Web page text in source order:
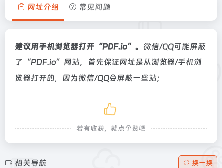
网址介绍 常见问题
建议用手机浏览器打开“PDF.io”。 微信/QQ可能屏蔽
了“PDF.io”网站，首先保证网址是从浏览器/手机浏
览器打开的，因为微信/QQ会屏蔽一些站；
若有收获，就点个赞吧
相关导航 换一换